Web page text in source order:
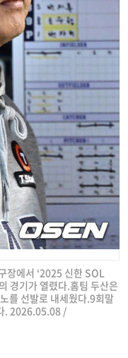
장에서 ‘2025 신한 SOL
경기가 열렸다.홈팀 두산은
를 선발로 내세웠다.9회말
. 2026.05.08 /